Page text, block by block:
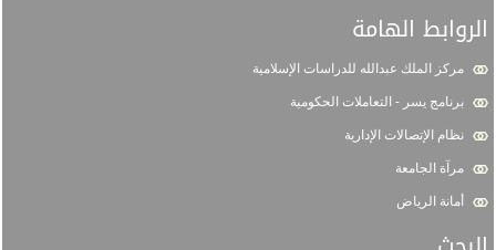
الروابط الهامة
مركز الملك عبدالله للدراسات الإسلامية
برنامج يسر - التعاملات الحكومية
نظام الإتصالات الإدارية
مرآة الجامعة
أمانة الرياض